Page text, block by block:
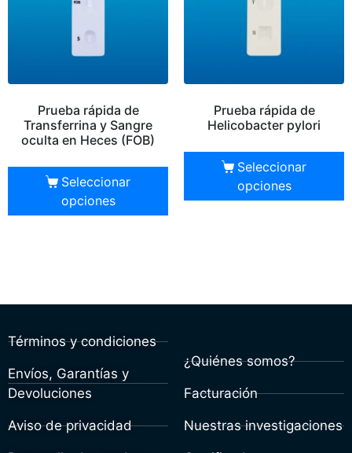
Prueba rápida de
Transferrina y Sangre
oculta en Heces (FOB)
Seleccionar
opciones
Prueba rápida de
Helicobacter pylori
Seleccionar
opciones
Términos y condiciones
Envíos, Garantías y
Devoluciones
Aviso de privacidad
¿Quiénes somos?
Facturación
Nuestras investigaciones